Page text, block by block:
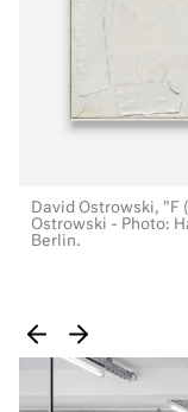
David Ostrowski, "F
Ostrowski - Photo:
Berlin.